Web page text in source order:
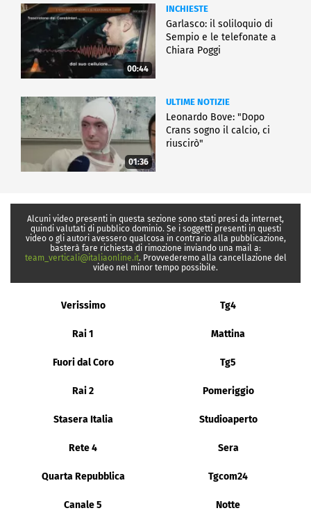
00:44
INCHIESTE
Garlasco: il soliloquio di
Sempio e le telefonate a
Chiara Poggi
01:36
ULTIME NOTIZIE
Leonardo Bove: "Dopo
Crans sogno il calcio, ci
riuscirò"
Alcuni video presenti in questa sezione sono stati presi da internet,
quindi valutati di pubblico dominio. Se i soggetti presenti in questi
video o gli autori avessero qualcosa in contrario alla pubblicazione,
basterà fare richiesta di rimozione inviando una mail a:
team_verticali@italiaonline.it. Provvederemo alla cancellazione del
video nel minor tempo possibile.
Verissimo Tg4
Rai 1 Mattina
Fuori dal Coro Tg5
Rai 2 Pomeriggio
Stasera Italia Studioaperto
Rete 4 Sera
Quarta Repubblica Tgcom24
Canale 5 Notte